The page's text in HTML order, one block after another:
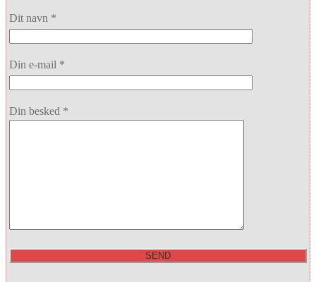
Dit navn *
Din e-mail *
Din besked *